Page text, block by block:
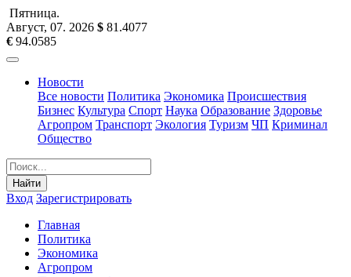
Пятница.
Август, 07. 2026 $ 81.4077
€ 94.0585
Новости
Все новости Политика Экономика Происшествия
Бизнес Культура Спорт Наука Образование Здоровье
Агропром Транспорт Экология Туризм ЧП Криминал
Общество
Найти
Вход Зарегистрировать
Главная
Политика
Экономика
Агропром